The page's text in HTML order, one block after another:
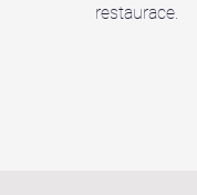
restaurace.